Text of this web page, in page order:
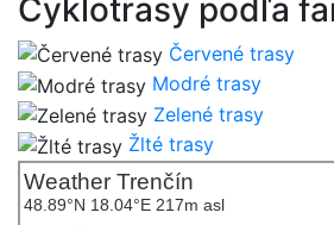
Cyklotrasy podľa
Červené trasy
Modré trasy
Zelené trasy
Žlté trasy